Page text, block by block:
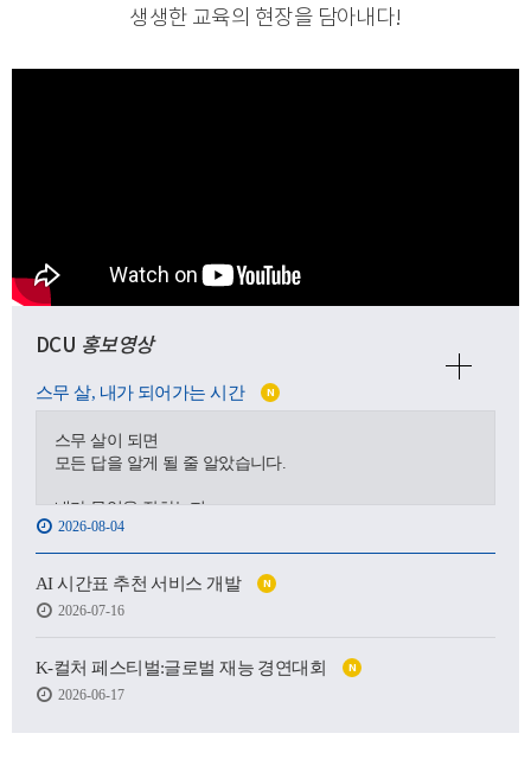
생생한 교육의 현장을 담아내다!
DCU 홍보영상
스무 살, 내가 되어가는 시간 N
스무 살이 되면
모든 답을 알게 될 줄 알았습니다.
내가 무엇을 잘하는지,
어디로 가야 하는지,
어떤 사람이 될 수 있을지.
하지만 처음 마주한 강의실도,
처음 건넨 인사도,
생각보다 낯설고 서툴렀습니다.
2026-08-04
AI 시간표 추천 서비스 개발 N
2026-07-16
K-컬처 페스티벌:글로벌 재능 경연대회 N
2026-06-17